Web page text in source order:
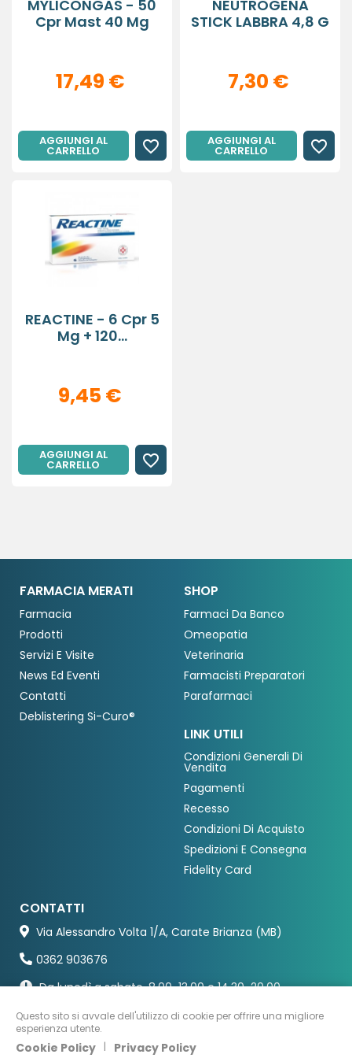
MYLICONGAS - 50
Cpr Mast 40 Mg
17,49 €
AGGIUNGI AL
CARRELLO favorite_border
NEUTROGENA
STICK LABBRA 4,8 G
7,30 €
AGGIUNGI AL
CARRELLO favorite_border
REACTINE - 6 Cpr 5
Mg + 120...
9,45 €
AGGIUNGI AL
CARRELLO favorite_border
FARMACIA MERATI
Farmacia
Prodotti
Servizi E Visite
News Ed Eventi
Contatti
Deblistering Si-Curo®
SHOP
Farmaci Da Banco
Omeopatia
Veterinaria
Farmacisti Preparatori
Parafarmaci
LINK UTILI
Condizioni Generali Di
Vendita
Pagamenti
Recesso
Condizioni Di Acquisto
Spedizioni E Consegna
Fidelity Card
CONTATTI
Via Alessandro Volta 1/A, Carate Brianza (MB)
0362 903676
Da lunedì a sabato, 8.00-13.00 e 14.30-20.00
Questo sito si avvale dell'utilizzo di cookie per offrire una migliore
esperienza utente.
Cookie Policy | Privacy Policy